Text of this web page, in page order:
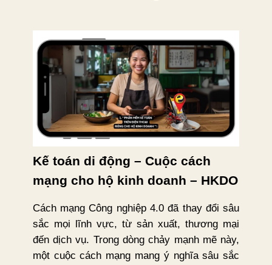
Kế toán di động – Cuộc cách
mạng cho hộ kinh doanh – HKDO
Cách mạng Công nghiệp 4.0 đã thay đổi sâu
sắc mọi lĩnh vực, từ sản xuất, thương mại
đến dịch vụ. Trong dòng chảy mạnh mẽ này,
một cuộc cách mạng mang ý nghĩa sâu sắc